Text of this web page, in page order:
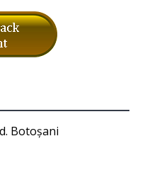
Botoşani